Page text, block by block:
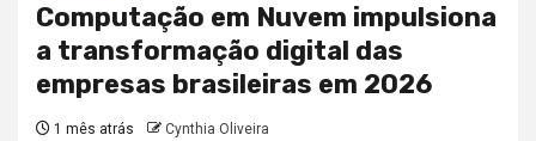
Computação em Nuvem impulsiona
a transformação digital das
empresas brasileiras em 2026
1 mês atrás Cynthia Oliveira